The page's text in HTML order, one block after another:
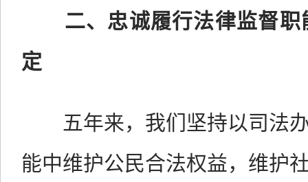
二、 忠诚履行法律监督
定
五年来，我们坚持以司法
能中维护公民合法权益，维护